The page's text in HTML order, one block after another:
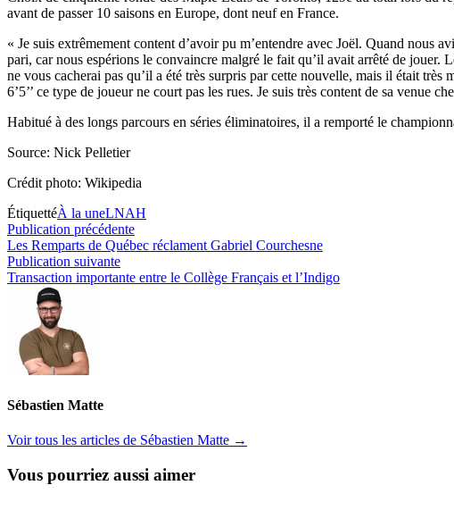
avant de passer 10 saisons en Europe, dont neuf en France.
« Je suis extrêmement content d’avoir pu m’entendre avec Joël. Quand nous
pari, car nous espérions le convaincre malgré le fait qu’il avait arrêté de jouer.
ne vous cacherai pas qu’il a été très surpris par cette nouvelle, mais il était
6’5’’ ce type de joueur ne court pas les rues. Je suis très content de sa venue
Habitué à des longs parcours en séries éliminatoires, il a remporté le
Source: Nick Pelletier
Crédit photo: Wikipedia
ÉtiquettéÀ la uneLNAH
Navigation
de
l’article
Publication précédentePublication
précédente :
Les Remparts de Québec réclament Gabriel Courchesne
Publication suivantePublication
suivante :
Transaction importante entre le Collège Français et l’Indigo
Sébastien Matte
Voir tous les articles de Sébastien Matte →
Vous pourriez aussi aimer